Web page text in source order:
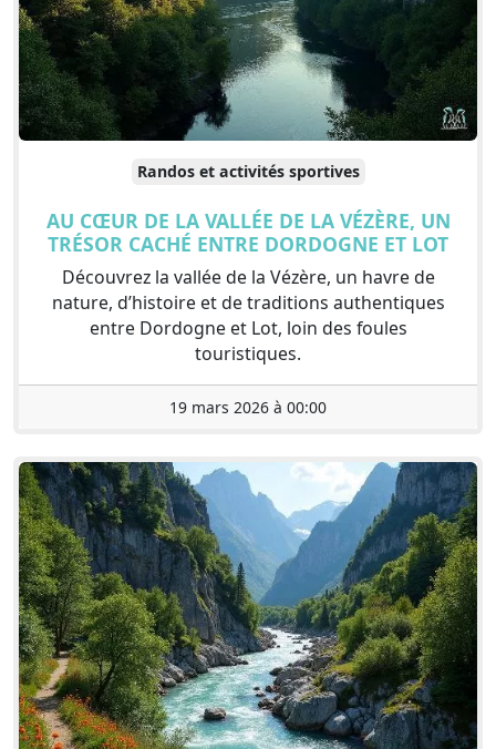
Randos et activités sportives
AU CŒUR DE LA VALLÉE DE LA VÉZÈRE, UN
TRÉSOR CACHÉ ENTRE DORDOGNE ET LOT
Découvrez la vallée de la Vézère, un havre de
nature, d’histoire et de traditions authentiques
entre Dordogne et Lot, loin des foules
touristiques.
19 mars 2026 à 00:00